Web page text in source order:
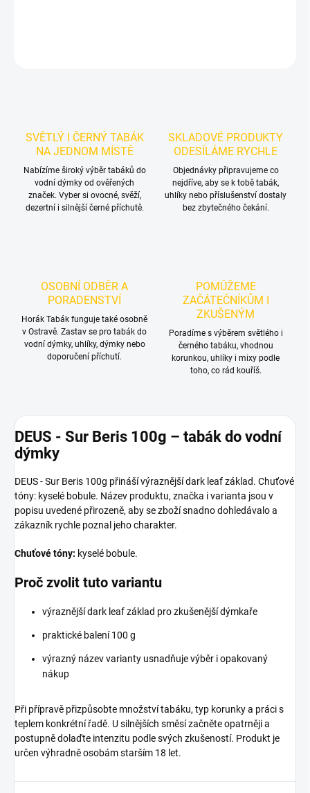
SVĚTLÝ I ČERNÝ TABÁK
NA JEDNOM MÍSTĚ
Nabízíme široký výběr tabáků do
vodní dýmky od ověřených
značek. Vyber si ovocné, svěží,
dezertní i silnější černé příchutě.
SKLADOVÉ PRODUKTY
ODESÍLÁME RYCHLE
Objednávky připravujeme co
nejdříve, aby se k tobě tabák,
uhlíky nebo příslušenství dostaly
bez zbytečného čekání.
OSOBNÍ ODBĚR A
PORADENSTVÍ
Horák Tabák funguje také osobně
v Ostravě. Zastav se pro tabák do
vodní dýmky, uhlíky, dýmky nebo
doporučení příchutí.
POMŮŽEME
ZAČÁTEČNÍKŮM I
ZKUŠENÝM
Poradíme s výběrem světlého i
černého tabáku, vhodnou
korunkou, uhlíky i mixy podle
toho, co rád kouříš.
DEUS - Sur Beris 100g – tabák do vodní
dýmky
DEUS - Sur Beris 100g přináší výraznější dark leaf základ. Chuťové
tóny: kyselé bobule. Název produktu, značka i varianta jsou v
popisu uvedené přirozeně, aby se zboží snadno dohledávalo a
zákazník rychle poznal jeho charakter.
Chuťové tóny: kyselé bobule.
Proč zvolit tuto variantu
výraznější dark leaf základ pro zkušenější dýmkaře
praktické balení 100 g
výrazný název varianty usnadňuje výběr i opakovaný
nákup
Při přípravě přizpůsobte množství tabáku, typ korunky a práci s
teplem konkrétní řadě. U silnějších směsí začněte opatrněji a
postupně dolaďte intenzitu podle svých zkušeností. Produkt je
určen výhradně osobám starším 18 let.